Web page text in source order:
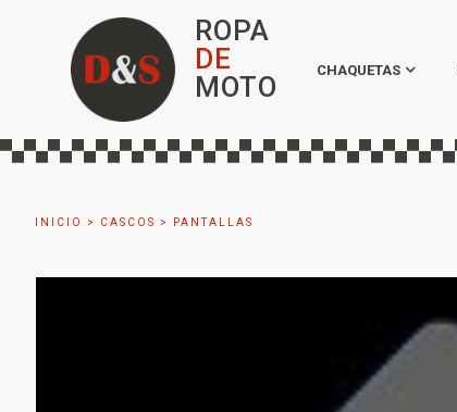
ROPA
DE
MOTO
CHAQUETAS
INICIO > CASCOS > PANTALLAS